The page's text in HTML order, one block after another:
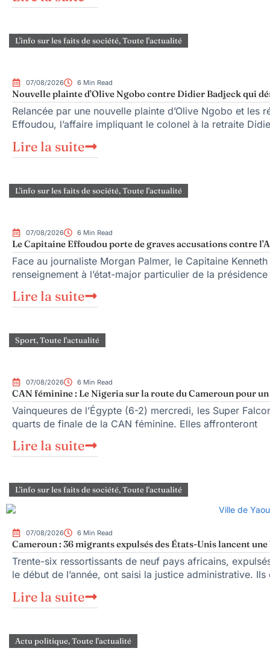
L'info sur les faits de société,Toute l'actualité
07/08/2026 6 Min Read
Nouvelle plainte d’Olive Ngobo contre Didier Badjeck qui
Relancée par une nouvelle plainte d’Olive Ngobo et les
Effoudou, l’affaire impliquant le colonel à la retraite
Lire la suite
L'info sur les faits de société,Toute l'actualité
07/08/2026 6 Min Read
Le Capitaine Effoudou porte de graves accusations contre
Face au journaliste Morgan Palmer, le Capitaine
renseignement à l’état-major particulier de la
Lire la suite
Sport,Toute l'actualité
07/08/2026 6 Min Read
CAN féminine : Le Nigeria sur la route du Cameroun pour
Vainqueures de l’Égypte (6-2) mercredi, les Super
quarts de finale de la CAN féminine. Elles affronteront
Lire la suite
L'info sur les faits de société,Toute l'actualité
07/08/2026 6 Min Read
Cameroun : 36 migrants expulsés des États-Unis lancent
Trente-six ressortissants de neuf pays africains,
le début de l’année, ont saisi la justice administrative. Ils
Lire la suite
Actu politique,Toute l'actualité